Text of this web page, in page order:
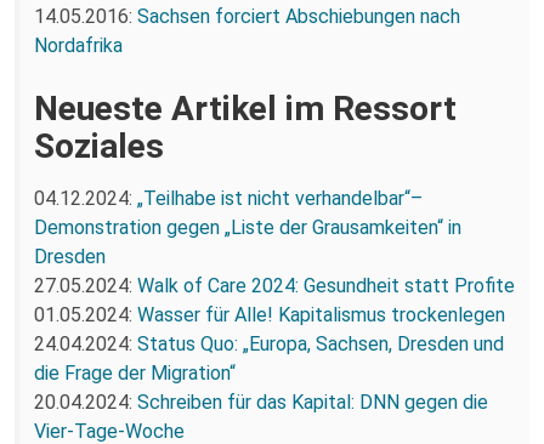
14.05.2016: Sachsen forciert Abschiebungen nach
Nordafrika
Neueste Artikel im Ressort
Soziales
04.12.2024: „Teilhabe ist nicht verhandelbar“–
Demonstration gegen „Liste der Grausamkeiten“ in
Dresden
27.05.2024: Walk of Care 2024: Gesundheit statt Profite
01.05.2024: Wasser für Alle! Kapitalismus trockenlegen
24.04.2024: Status Quo: „Europa, Sachsen, Dresden und
die Frage der Migration“
20.04.2024: Schreiben für das Kapital: DNN gegen die
Vier-Tage-Woche